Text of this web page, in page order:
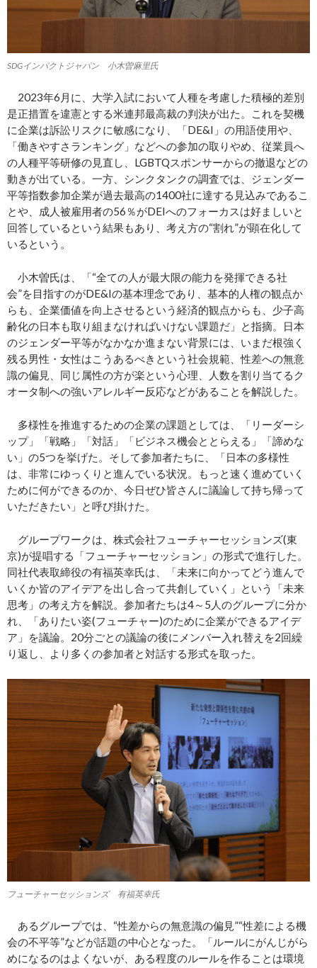
SDGインパクトジャパン 小木曽麻里氏
2023年6月に、大学入試において人種を考慮した積極的差別
是正措置を違憲とする米連邦最高裁の判決が出た。これを契機
に企業は訴訟リスクに敏感になり、「DE&I」の用語使用や、
「働きやすさランキング」などへの参加の取りやめ、従業員へ
の人種平等研修の見直し、LGBTQスポンサーからの撤退などの
動きが出ている。一方、シンクタンクの調査では、ジェンダー
平等指数参加企業が過去最高の1400社に達する見込みであるこ
とや、成人被雇用者の56％がDEIへのフォーカスは好ましいと
回答しているという結果もあり、考え方の“割れ”が顕在化して
いるという。
小木曽氏は、「“全ての人が最大限の能力を発揮できる社
会”を目指すのがDE&Iの基本理念であり、基本的人権の観点か
らも、企業価値を向上させるという経済的観点からも、少子高
齢化の日本も取り組まなければいけない課題だ」と指摘。日本
のジェンダー平等がなかなか進まない背景には、いまだ根強く
残る男性・女性はこうあるべきという社会規範、性差への無意
識の偏見、同じ属性の方が楽という心理、人数を割り当てるク
オータ制への強いアレルギー反応などがあることを解説した。
多様性を推進するための企業の課題としては、「リーダーシ
ップ」「戦略」「対話」「ビジネス機会ととらえる」「諦めな
い」の5つを挙げた。そして参加者たちに、「日本の多様性
は、非常にゆっくりと進んでいる状況。もっと速く進めていく
ために何ができるのか、今日ぜひ皆さんに議論して持ち帰って
いただきたい」と呼び掛けた。
グループワークは、株式会社フューチャーセッションズ(東
京)が提唱する「フューチャーセッション」の形式で進行した。
同社代表取締役の有福英幸氏は、「未来に向かってどう進んで
いくか皆のアイデアを出し合って共創していく」という「未来
思考」の考え方を解説。参加者たちは4～5人のグループに分か
れ、「ありたい姿(フューチャー)のために企業ができるアイデ
ア」を議論。20分ごとの議論の後にメンバー入れ替えを2回繰
り返し、より多くの参加者と対話する形式を取った。
フューチャーセッションズ 有福英幸氏
あるグループでは、“性差からの無意識の偏見”“性差による機
会の不平等”などが話題の中心となった。「ルールにがんじがら
めになるのはよくないが、ある程度のルールを作ることは環境